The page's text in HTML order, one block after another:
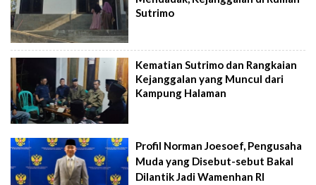
Sutrimo
Kematian Sutrimo dan Rangkaian
Kejanggalan yang Muncul dari
Kampung Halaman
Profil Norman Joesoef, Pengusaha
Muda yang Disebut-sebut Bakal
Dilantik Jadi Wamenhan RI